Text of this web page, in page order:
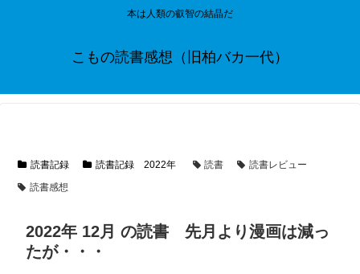
本は人類の叡智の結晶だ
こもの読書感想（旧柏バカ一代）
読書記録 読書記録 2022年 読書
読書レビュー
読書感想
2022年 12月 の読書 先月より漫画は減っ
たが・・・